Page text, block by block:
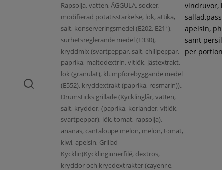
Rapsolja, vatten, ÄGGULA, socker,
modifierad potatisstärkelse, lök, ättika,
salt, konserveringsmedel (E202, E211),
surhetsreglerande medel (E330),
kryddmix (svartpeppar, salt, chilipeppar,
paprika, maltodextrin, vitlök, jästextrakt,
lök (granulat), klumpförebyggande medel
(E552), kryddextrakt (paprika, rosmarin)).,
Drumsticks grillade (Kycklinglår, vatten,
salt, kryddor, (paprika, koriander, vitlök,
svartpeppar), lök, tomat, rapsolja),
ananas, cantaloupe melon, melon, tomat,
kiwi, apelsin, Grillad
Kycklin(Kycklinginnerfilé, dextros,
kryddor och kryddextrakter (cayenne,
vindruvor,
apelsin,
samt
per